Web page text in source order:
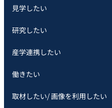
見学したい
研究したい
産学連携したい
働きたい
取材したい/ 画像を利用したい